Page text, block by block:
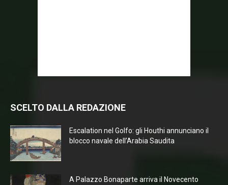
SCELTO DALLA REDAZIONE
Escalation nel Golfo: gli Houthi annunciano il
blocco navale dell’Arabia Saudita
A Palazzo Bonaparte arriva il Novecento